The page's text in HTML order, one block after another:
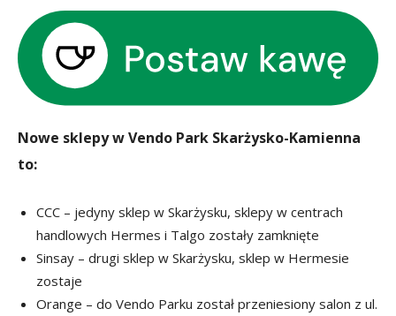
Nowe sklepy w Vendo Park Skarżysko-Kamienna
to:
CCC – jedyny sklep w Skarżysku, sklepy w centrach
handlowych Hermes i Talgo zostały zamknięte
Sinsay – drugi sklep w Skarżysku, sklep w Hermesie
zostaje
Orange – do Vendo Parku został przeniesiony salon z ul.